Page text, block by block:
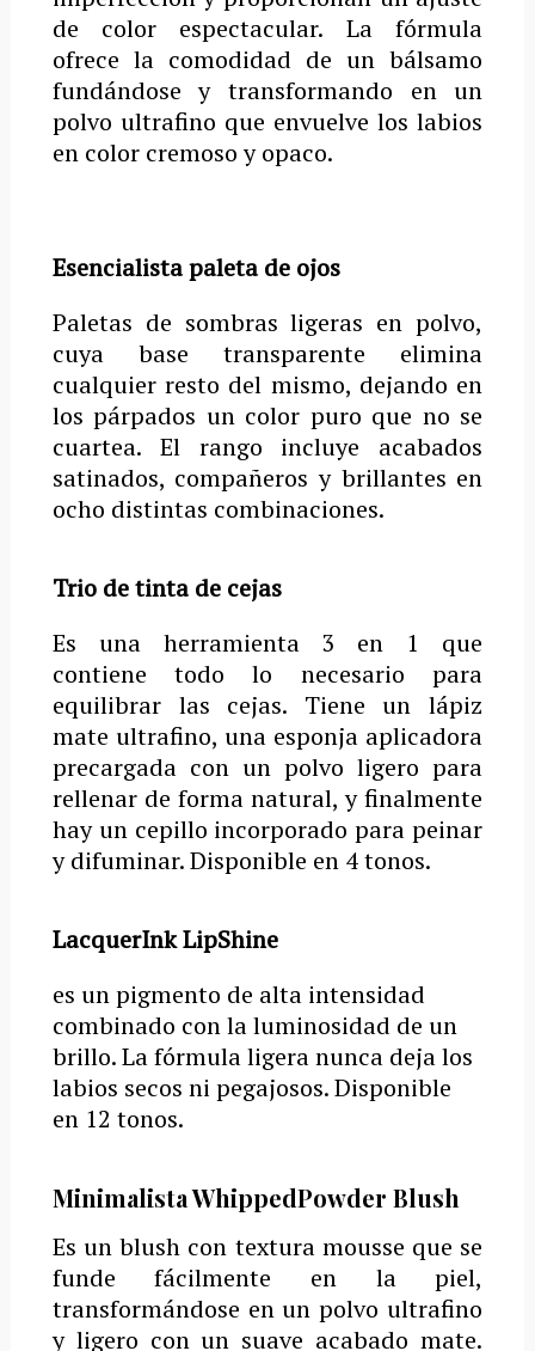
de color espectacular. La fórmula
ofrece la comodidad de un bálsamo
fundándose y transformando en un
polvo ultrafino que envuelve los labios
en color cremoso y opaco.
Esencialista paleta de ojos
Paletas de sombras ligeras en polvo,
cuya base transparente elimina
cualquier resto del mismo, dejando en
los párpados un color puro que no se
cuartea. El rango incluye acabados
satinados, compañeros y brillantes en
ocho distintas combinaciones.
Trio de tinta de cejas
Es una herramienta 3 en 1 que
contiene todo lo necesario para
equilibrar las cejas. Tiene un lápiz
mate ultrafino, una esponja aplicadora
precargada con un polvo ligero para
rellenar de forma natural, y finalmente
hay un cepillo incorporado para peinar
y difuminar.Disponible en 4 tonos.
LacquerInk LipShine
es un pigmento de alta intensidad
combinado con la luminosidad de un
brillo.La fórmula ligera nunca deja los
labios secos ni pegajosos.Disponible
en 12 tonos.
Minimalista WhippedPowder Blush
Es un blush con textura mousse que se
funde fácilmente en la piel,
transformándose en un polvo ultrafino
y ligero con un suave acabado mate.